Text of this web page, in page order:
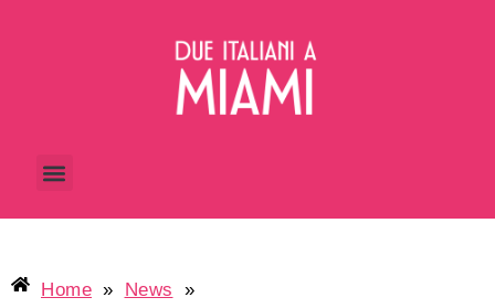
Home » News
»